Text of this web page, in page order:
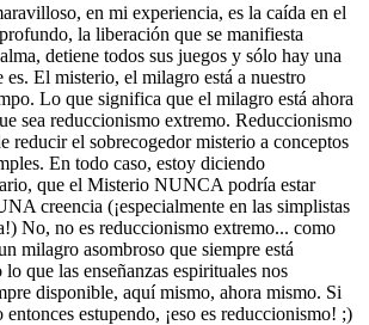
en mi experiencia, es la caída en el
la liberación que se manifiesta
detiene todos sus juegos y sólo hay una
El misterio, el milagro está a nuestro
Lo que significa que el milagro está ahora
sea reduccionismo extremo. Reduccionismo
reducir el sobrecogedor misterio a conceptos
En todo caso, estoy diciendo
que el Misterio NUNCA podría estar
creencia (¡especialmente en las simplistas
No, no es reduccionismo extremo... como
milagro asombroso que siempre está
que las enseñanzas espirituales nos
disponible, aquí mismo, ahora mismo. Si
entonces estupendo, ¡eso es reduccionismo! ;)